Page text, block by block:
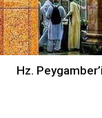
Hz.